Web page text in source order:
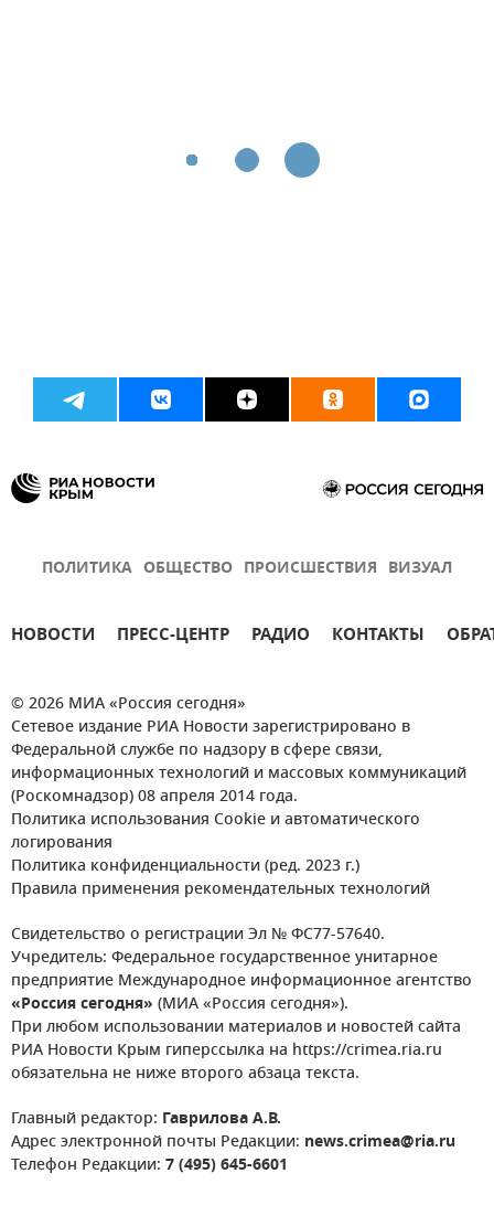
ПОЛИТИКА ОБЩЕСТВО ПРОИСШЕСТВИЯ ВИЗУАЛ
НОВОСТИ ПРЕСС-ЦЕНТР РАДИО КОНТАКТЫ
© 2026 МИА «Россия сегодня»
Сетевое издание РИА Новости зарегистрировано в
Федеральной службе по надзору в сфере связи,
информационных технологий и массовых коммуникаций
(Роскомнадзор) 08 апреля 2014 года.
Политика использования Cookie и автоматического
логирования
Политика конфиденциальности (ред. 2023 г.)
Правила применения рекомендательных технологий
Свидетельство о регистрации Эл № ФС77-57640.
Учредитель: Федеральное государственное унитарное
предприятие Международное информационное агентство
«Россия сегодня» (МИА «Россия сегодня»).
При любом использовании материалов и новостей сайта
РИА Новости Крым гиперссылка на https://crimea.ria.ru
обязательна не ниже второго абзаца текста.
Главный редактор: Гаврилова А.В.
Адрес электронной почты Редакции: news.crimea@ria.ru
Телефон Редакции: 7 (495) 645-6601